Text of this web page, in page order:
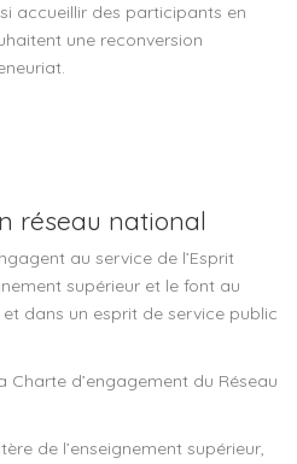
accueillir des participants en
une reconversion
réseau national
au service de l’Esprit
supérieur et le font au
dans un esprit de service public
Charte d’engagement du Réseau
de l’enseignement supérieur,